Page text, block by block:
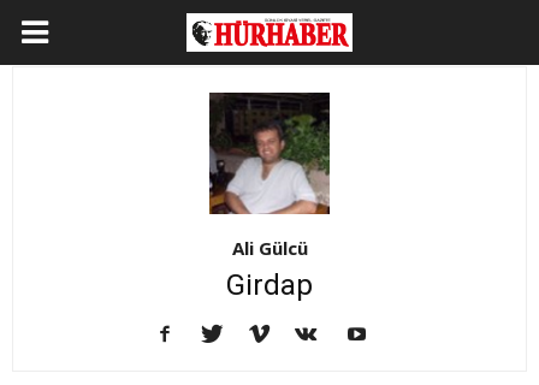
Ali Gülcü
Girdap